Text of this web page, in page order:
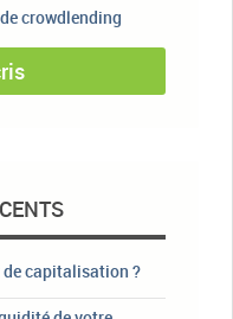
capitalisation ?